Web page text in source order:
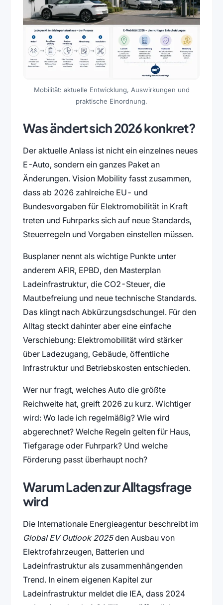
Mobilität: aktuelle Entwicklung, Auswirkungen und
praktische Einordnung.
Was ändert sich 2026 konkret?
Der aktuelle Anlass ist nicht ein einzelnes neues
E-Auto, sondern ein ganzes Paket an
Änderungen. Vision Mobility fasst zusammen,
dass ab 2026 zahlreiche EU- und
Bundesvorgaben für Elektromobilität in Kraft
treten und Fuhrparks sich auf neue Standards,
Steuerregeln und Vorgaben einstellen müssen.
Busplaner nennt als wichtige Punkte unter
anderem AFIR, EPBD, den Masterplan
Ladeinfrastruktur, die CO2-Steuer, die
Mautbefreiung und neue technische Standards.
Das klingt nach Abkürzungsdschungel. Für den
Alltag steckt dahinter aber eine einfache
Verschiebung: Elektromobilität wird stärker
über Ladezugang, Gebäude, öffentliche
Infrastruktur und Betriebskosten entschieden.
Wer nur fragt, welches Auto die größte
Reichweite hat, greift 2026 zu kurz. Wichtiger
wird: Wo lade ich regelmäßig? Wie wird
abgerechnet? Welche Regeln gelten für Haus,
Tiefgarage oder Fuhrpark? Und welche
Förderung passt überhaupt noch?
Warum Laden zur Alltagsfrage
wird
Die Internationale Energieagentur beschreibt im
Global EV Outlook 2025den Ausbau von
Elektrofahrzeugen, Batterien und
Ladeinfrastruktur als zusammenhängenden
Trend. In einem eigenen Kapitel zur
Ladeinfrastruktur meldet die IEA, dass 2024